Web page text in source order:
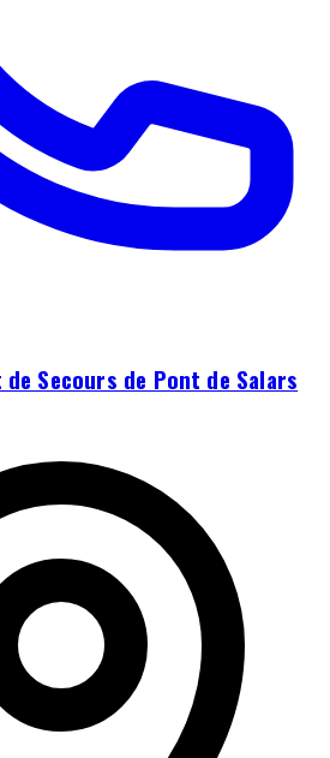
Secours de Pont de Salars